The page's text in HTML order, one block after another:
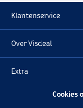
Klantenservice
Over Visdeal
Extra
Cookies